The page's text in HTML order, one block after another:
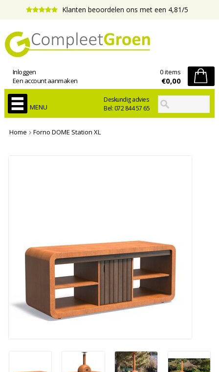
Klanten beoordelen ons met een 4,81/5
Deskundig advies
Bel: 072 844 57 65
Inloggen
Een account aanmaken
0 items
€0,00
MENU
Home Forno DOME Station XL